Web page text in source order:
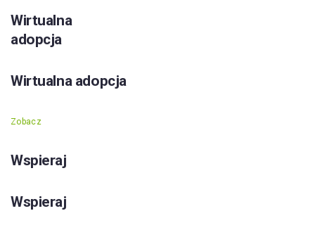
Wirtualna
adopcja
Wirtualna adopcja
Zobacz
Wspieraj
Wspieraj